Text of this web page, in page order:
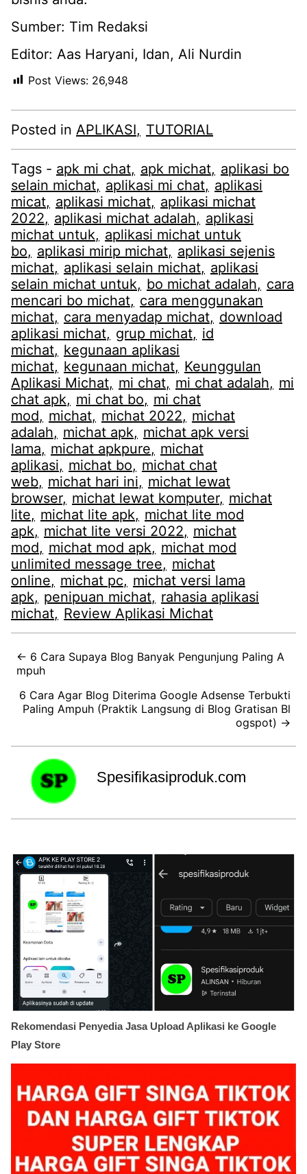
Sumber: Tim Redaksi
Editor: Aas Haryani, Idan, Ali Nurdin
Post Views: 26,948
Posted in APLIKASI TUTORIAL
Tags - apk mi chat apk michat
aplikasi bo
selain michat
aplikasi mi chat
aplikasi
micat
aplikasi michat
aplikasi michat
2022
aplikasi michat adalah
aplikasi
michat untuk
aplikasi michat untuk
bo
aplikasi mirip michat
aplikasi sejenis
michat
aplikasi selain michat
aplikasi
selain michat untuk
bo michat adalah
cara
mencari bo michat
cara menggunakan
michat
cara menyadap michat
download
aplikasi michat
grup michat
id
michat
kegunaan aplikasi
michat
kegunaan michat
Keunggulan
Aplikasi Michat
mi chat mi chat adalah
mi
chat apk
mi chat bo
mi chat
mod
michat michat 2022
michat
adalah
michat apk
michat apk versi
lama
michat apkpure
michat
aplikasi
michat bo
michat chat
web
michat hari ini
michat lewat
browser
michat lewat komputer
michat
lite
michat lite apk
michat lite mod
apk
michat lite versi 2022
michat
mod
michat mod apk
michat mod
unlimited message tree
michat
online
michat pc
michat versi lama
apk
penipuan michat
rahasia aplikasi
michat
Review Aplikasi Michat
← 6 Cara Supaya Blog Banyak Pengunjung Paling A
mpuh
6 Cara Agar Blog Diterima Google Adsense Terbukti
Paling Ampuh (Praktik Langsung di Blog Gratisan Bl
ogspot) →
Spesifikasiproduk.com
Rekomendasi Penyedia Jasa Upload Aplikasi ke Google
Play Store